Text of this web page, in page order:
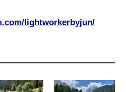
lightworkerbyjun/